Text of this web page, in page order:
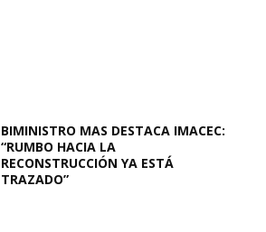
BIMINISTRO MAS DESTACA IMACEC:
“RUMBO HACIA LA
RECONSTRUCCIÓN YA ESTÁ
TRAZADO”